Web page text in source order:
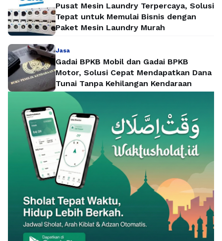
Pusat Mesin Laundry Terpercaya, Solusi
Tepat untuk Memulai Bisnis dengan
Paket Mesin Laundry Murah
Jasa
Gadai BPKB Mobil dan Gadai BPKB
Motor, Solusi Cepat Mendapatkan Dana
Tunai Tanpa Kehilangan Kendaraan